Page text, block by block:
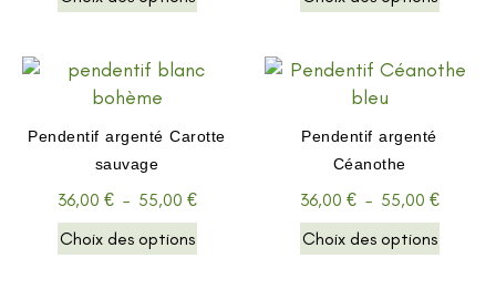
Pendentif argenté Carotte
sauvage
36,00 € – 55,00 €
Choix des options
Pendentif argenté
Céanothe
36,00 € – 55,00 €
Choix des options